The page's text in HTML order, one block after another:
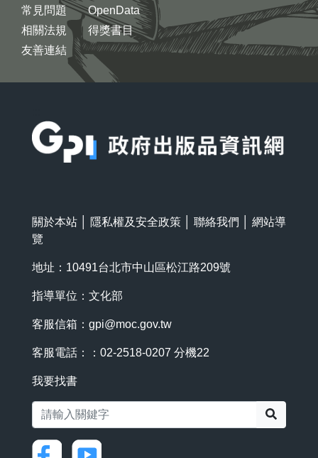
常見問題
相關法規
友善連結
OpenData
得獎書目
關於本站 隱私權及安全政策 聯絡我們
網站導
覽
地址：10491台北市中山區松江路209號
指導單位：文化部
客服信箱： gpi@moc.gov.tw
客服電話：：02-2518-0207 分機22
我要找書